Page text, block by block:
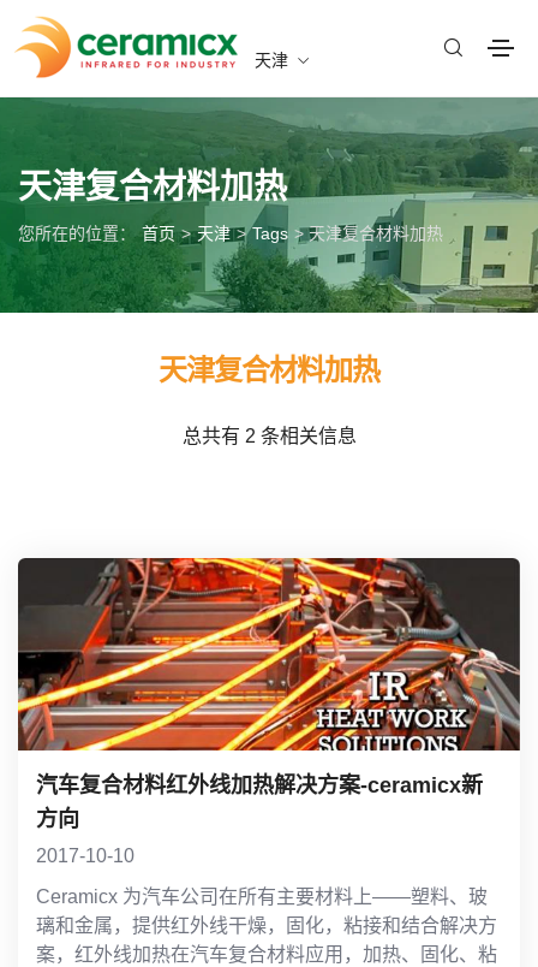
天津
天津复合材料加热
您所在的位置： 首页 > 天津 > Tags > 天津复合材料加热
天津复合材料加热
总共有 2 条相关信息
汽车复合材料红外线加热解决方案-ceramicx新
方向
2017-10-10
Ceramicx 为汽车公司在所有主要材料上——塑料、玻
璃和金属，提供红外线干燥，固化，粘接和结合解决方
案，红外线加热在汽车复合材料应用，加热、固化、粘